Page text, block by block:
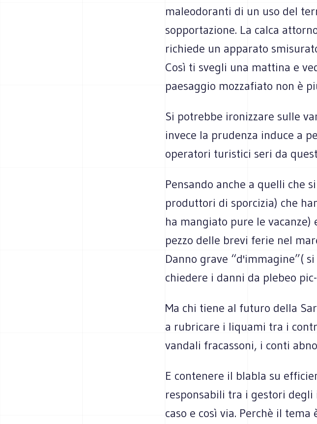
maleodoranti di un uso del
sopportazione. La calca
richiede un apparato
Così ti svegli una mattina e
paesaggio mozzafiato non è
Si potrebbe ironizzare sulle
invece la prudenza induce a
operatori turistici seri da
Pensando anche a quelli che
produttori di sporcizia) che
ha mangiato pure le
pezzo delle brevi ferie nel
Danno grave “d'immagine”(
chiedere i danni da plebeo
Ma chi tiene al futuro della
a rubricare i liquami tra i
vandali fracassoni, i conti
E contenere il blabla su
responsabili tra i gestori
caso e così via. Perchè il